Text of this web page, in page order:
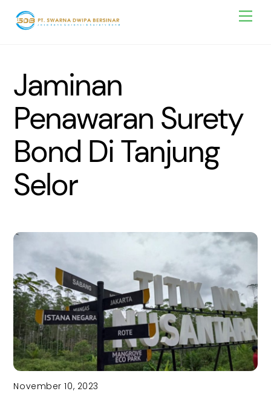
content
Jaminan
Penawaran Surety
Bond Di Tanjung
Selor
November 10, 2023